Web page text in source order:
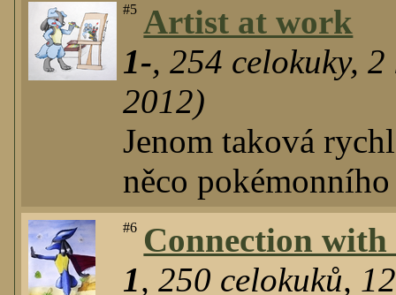
#5 Artist at work
1-,254 celokuky,2
2012)
Jenom taková
něco
#6 Connection
1,250 celokuků, 12